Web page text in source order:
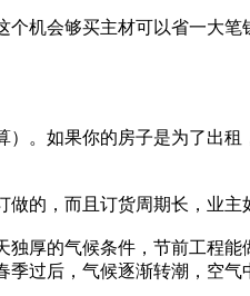
机会够买主材可以省一大
。如果你的房子是为了出
的，而且订货周期长，业主
厚的气候条件，节前工程
过后，气候逐渐转潮，空